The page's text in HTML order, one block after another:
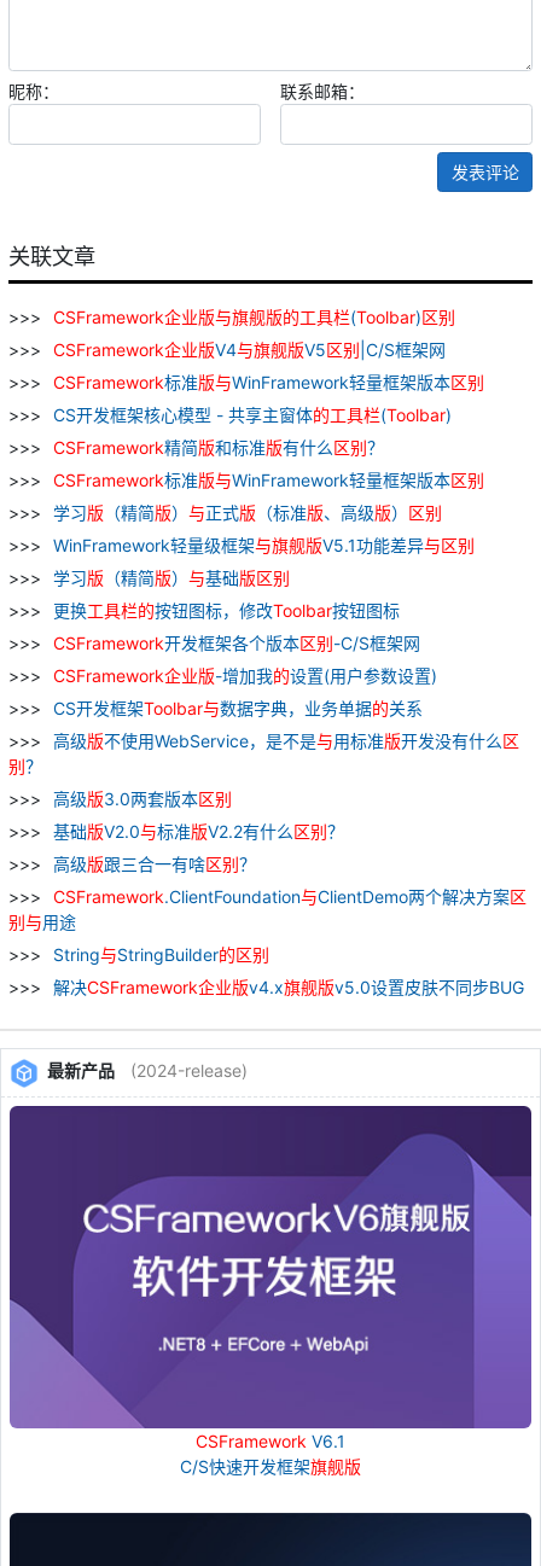
昵称： 联系邮箱：
发表评论
关联文章
CSFramework企业版与旗舰版的工具栏(Toolbar)区别
CSFramework企业版V4与旗舰版V5区别 |C/S框架网
CSFramework标准版与WinFramework轻量框架版本区别
CS开发框架核心模型 - 共享主窗体的工具栏(Toolbar)
CSFramework精简版和标准版有什么区别？
CSFramework标准版与WinFramework轻量框架版本区别
学习版 （精简版） 与正式版 （标准版、高级版） 区别
WinFramework轻量级框架与旗舰版V5.1功能差异与区别
学习版 （精简版） 与基础版区别
更换工具栏的按钮图标，修改Toolbar按钮图标
CSFramework开发框架各个版本区别-C/S框架网
CSFramework企业版-增加我的设置(用户参数设置)
CS开发框架Toolbar与数据字典，业务单据的关系
高级版不使用WebService，是不是与用标准版开发没有什么区
别？
高级版3.0两套版本区别
基础版V2.0与标准版V2.2有什么区别？
高级版跟三合一有啥区别？
CSFramework.ClientFoundation与ClientDemo两个解决方案区
别与用途
String与StringBuilder的区别
解决CSFramework企业版v4.x旗舰版v5.0设置皮肤不同步BUG
最新产品 (2024-release)
CSFramework V6.1
C/S快速开发框架旗舰版